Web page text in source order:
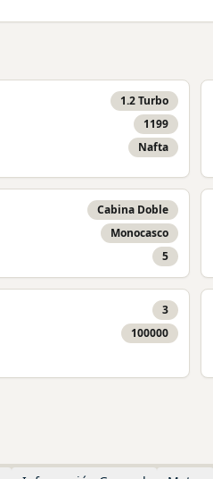
1.2 Turbo
1199
Nafta
Cabina Doble
Monocasco
5
3
100000